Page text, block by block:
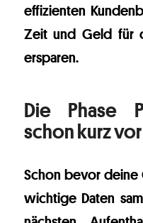
effizienten
Zeit und Geld für
ersparen.
Die Phase
schon kurz
Schon bevor deine
wichtige Daten